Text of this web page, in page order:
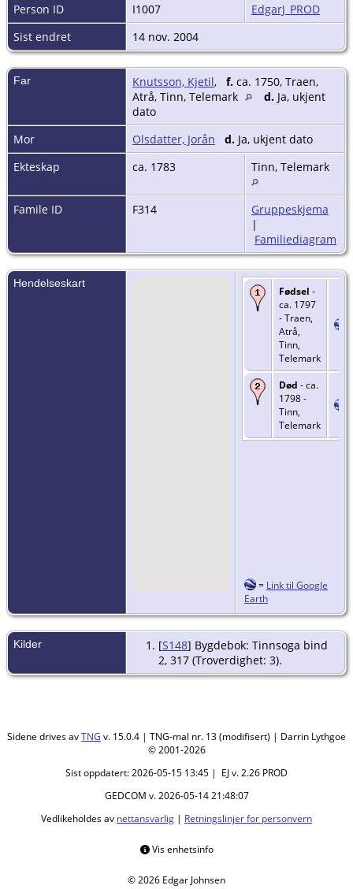
Person ID I1007
EdgarJ_PROD
Sist endret
14 nov. 2004
Far Knutsson, Kjetil, f. ca. 1750, Traen,
Atrå, Tinn, Telemark
d. Ja, ukjent
dato
Mor
Olsdatter, Jorån d. Ja, ukjent dato
Ekteskap
ca. 1783 Tinn, Telemark
Famile ID F314
Gruppeskjema
|
Familiediagram
Hendelseskart
Fødsel -
ca. 1797
- Traen,
Atrå,
Tinn,
Telemark
Død - ca.
1798 -
Tinn,
Telemark
= Link til Google
Earth
Kilder [S148] Bygdebok: Tinnsoga bind
2, 317 (Troverdighet: 3).
Sidene drives avTNG v. 15.0.4 | TNG-mal nr. 13 (modifisert) | Darrin Lythgoe
© 2001-2026
Sist oppdatert: 2026-05-15 13:45 | EJ v. 2.26 PROD
GEDCOM v. 2026-05-14 21:48:07
Vedlikeholdes av nettansvarlig | Retningslinjer for personvern
Vis enhetsinfo
© 2026 Edgar Johnsen